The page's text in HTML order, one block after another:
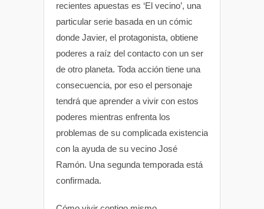
recientes apuestas es ‘El vecino’, una
particular serie basada en un cómic
donde Javier, el protagonista, obtiene
poderes a raíz del contacto con un ser
de otro planeta. Toda acción tiene una
consecuencia, por eso el personaje
tendrá que aprender a vivir con estos
poderes mientras enfrenta los
problemas de su complicada existencia
con la ayuda de su vecino José
Ramón. Una segunda temporada está
confirmada.